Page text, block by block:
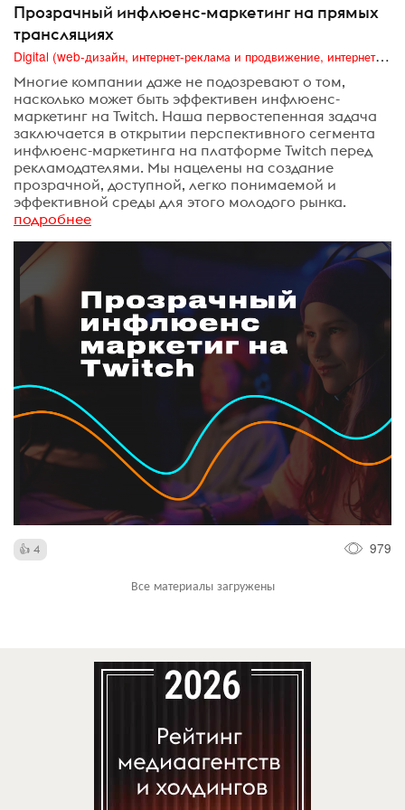
Прозрачный инфлюенс-маркетинг на прямых
трансляциях
Digital (web-дизайн, интернет-реклама и продвижение, интернет-сообщества и блоги, интернет-коммуникации, мобильный маркетинг, реклама на цифровых экранах)
Многие компании даже не подозревают о том,
насколько может быть эффективен инфлюенс-
маркетинг на Twitch. Наша первостепенная задача
заключается в открытии перспективного сегмента
инфлюенс-маркетинга на платформе Twitch перед
рекламодателями. Мы нацелены на создание
прозрачной, доступной, легко понимаемой и
эффективной среды для этого молодого рынка.
подробнее
4 979
Все материалы загружены